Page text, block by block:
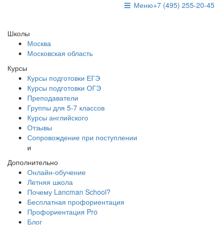
+7 (495) 255-20-45
Меню
Школы
Москва
Московская область
Курсы
Курсы подготовки ЕГЭ
Курсы подготовки ОГЭ
Преподаватели
Группы для 5-7 классов
Курсы английского
Отзывы
Сопровождение при поступлении
и
Дополнительно
Онлайн-обучение
Летняя школа
Почему Lancman School?
Бесплатная профориентация
Профориентация Pro
Блог